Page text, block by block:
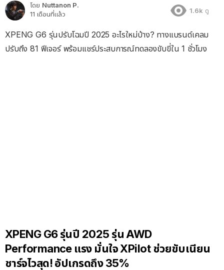
โดย Nuttanon P.
11 เดือนที่แล้ว
1.6k ดู
XPENG G6 รุ่นปรับโฉมปี 2025 อะไรใหม่บ้าง? ทางแบรนด์เคลม
ปรับถึง 81 ฟีเจอร์ พร้อมแชร์ประสบการณ์ทดลองขับขี่ใน 1 ชั่วโมง
XPENG G6 รุ่นปี 2025 รุ่น AWD
Performance แรง มั่นใจ XPilot ช่วยขับเนียน
ชาร์จไวสุด! อัปเกรดถึง 35%